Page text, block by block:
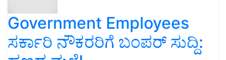
Government Employees
ಸರ್ಕಾರಿ ನೌಕರರಿಗೆ ಬಂಪರ್‌ ಸುದ್ದಿ:
ಹಣದ ಮಳೆ!